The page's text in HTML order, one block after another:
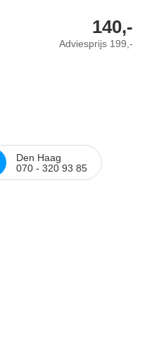
Adviesprijs 199,-
140,-
Den Haag
070 - 320 93 85